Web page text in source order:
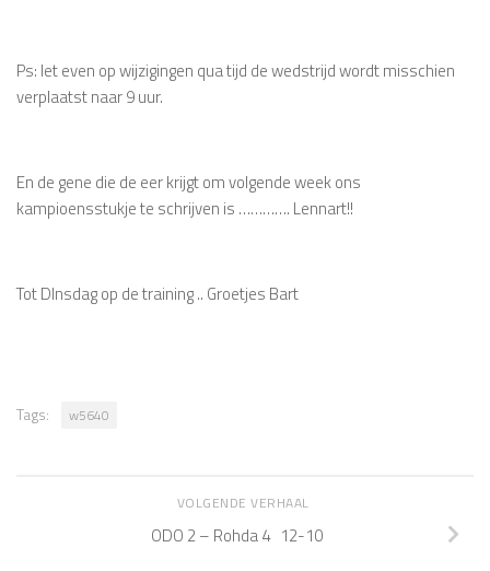
Ps: let even op wijzigingen qua tijd de wedstrijd wordt misschien
verplaatst naar 9 uur.
En de gene die de eer krijgt om volgende week ons
kampioensstukje te schrijven is …………. Lennart!!
Tot DInsdag op de training .. Groetjes Bart
Tags: w5640
VOLGENDE VERHAAL
ODO 2 – Rohda 4 12-10